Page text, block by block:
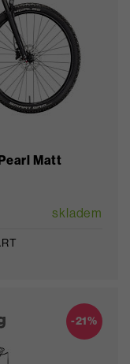
Matt
skladem
-21%